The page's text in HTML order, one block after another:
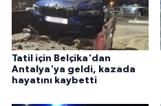
Tatil için Belçika'dan
Antalya'ya geldi, kazada
hayatını kaybetti